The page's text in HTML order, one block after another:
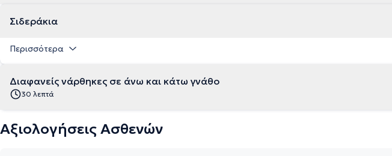
Σιδεράκια
Περισσότερα
Διαφανείς νάρθηκες σε άνω και κάτω γνάθο
30 λεπτά
Αξιολογήσεις Ασθενών